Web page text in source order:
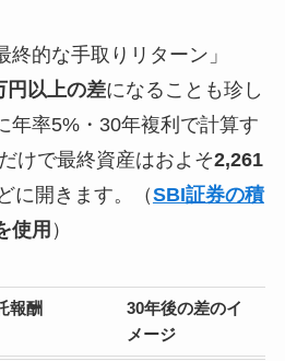
的な手取りリターン」
円以上の差になることも珍し
年率5%・30年複利で計算す
けで最終資産はおよそ2,261
に開きます。（SBI証券の積
使用 ）
報酬
30年後の差のイ
メージ